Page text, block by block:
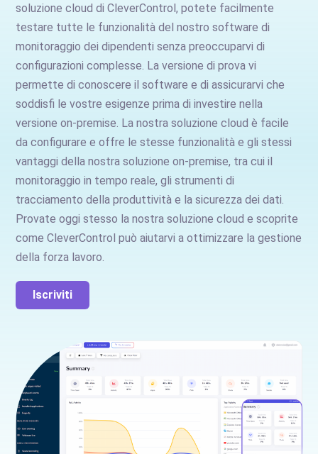
soluzione cloud di CleverControl, potete facilmente
testare tutte le funzionalità del nostro software di
monitoraggio dei dipendenti senza preoccuparvi di
configurazioni complesse. La versione di prova vi
permette di conoscere il software e di assicurarvi che
soddisfi le vostre esigenze prima di investire nella
versione on-premise. La nostra soluzione cloud è facile
da configurare e offre le stesse funzionalità e gli stessi
vantaggi della nostra soluzione on-premise, tra cui il
monitoraggio in tempo reale, gli strumenti di
tracciamento della produttività e la sicurezza dei dati.
Provate oggi stesso la nostra soluzione cloud e scoprite
come CleverControl può aiutarvi a ottimizzare la gestione
della forza lavoro.
Iscriviti